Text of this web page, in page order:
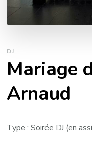
DJ
Mariage
Arnaud
Type : Soirée DJ (en